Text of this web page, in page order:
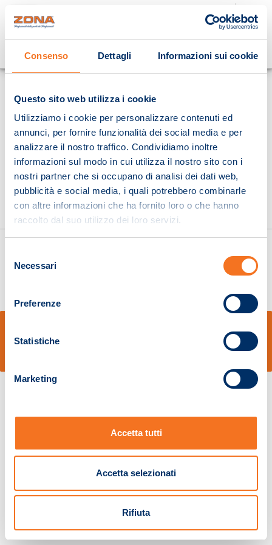
Consenso Dettagli Informazioni sui cookie
Questo sito web utilizza i cookie
Utilizziamo i cookie per personalizzare contenuti ed
annunci, per fornire funzionalità dei social media e per
analizzare il nostro traffico. Condividiamo inoltre
informazioni sul modo in cui utilizza il nostro sito con i
nostri partner che si occupano di analisi dei dati web,
pubblicità e social media, i quali potrebbero combinarle
con altre informazioni che ha fornito loro o che hanno
raccolto dal suo utilizzo dei loro servizi.
delNecessari
Preferenze
Statistiche
Marketing
Accetta tutti
Accetta selezionati
Rifiuta
Cosa stai cercando?
Pistoia 01680210505 – R.E.A. n.155974 - Cap.Soc. € 2.000.000,00 i.v. La
Società adotta il Codice Etico D.lgs. 231/01